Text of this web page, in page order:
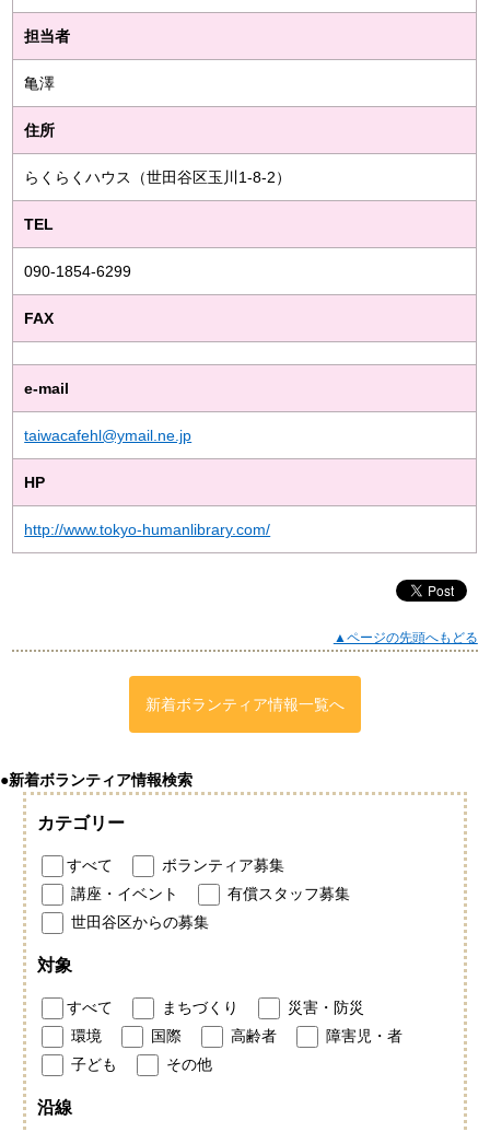
担当者
亀澤
住所
らくらくハウス（世田谷区玉川1-8-2）
TEL
090-1854-6299
FAX
e-mail
taiwacafehl@ymail.ne.jp
HP
http://www.tokyo-humanlibrary.com/
▲ページの先頭へもどる
新着ボランティア情報一覧へ
●新着ボランティア情報検索
カテゴリー
すべて
ボランティア募集
講座・イベント
有償スタッフ募集
世田谷区からの募集
対象
すべて まちづくり
災害・防災
環境
国際 高齢者
障害児・者
子ども
その他
沿線